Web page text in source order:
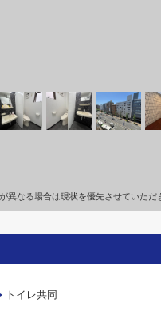
なる場合は現状を優先させていただ
トイレ共同